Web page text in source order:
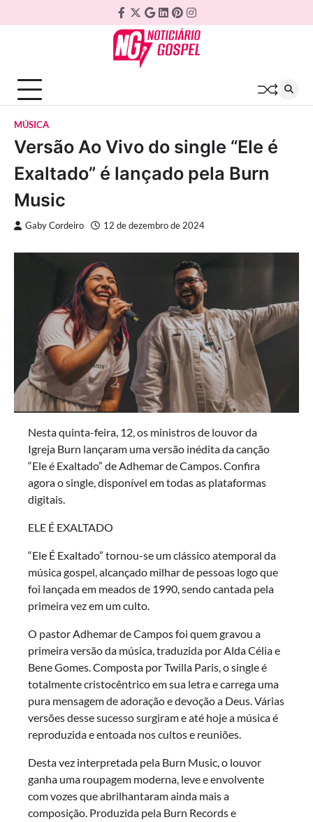
to
Facebook
Twitter
Google
Plus
Linkedin
Pinterest
Instagram
MÚSICA
Versão Ao Vivo do single “Ele é
Exaltado” é lançado pela Burn
Music
Gaby Cordeiro 12 de dezembro de 2024
Nesta quinta-feira, 12, os ministros de louvor da
Igreja Burn lançaram uma versão inédita da canção
“Ele é Exaltado” de Adhemar de Campos. Confira
agora o single, disponível em todas as plataformas
digitais.
ELE É EXALTADO
“Ele É Exaltado” tornou-se um clássico atemporal da
música gospel, alcançado milhar de pessoas logo que
foi lançada em meados de 1990, sendo cantada pela
primeira vez em um culto.
O pastor Adhemar de Campos foi quem gravou a
primeira versão da música, traduzida por Alda Célia e
Bene Gomes. Composta por Twilla Paris, o single é
totalmente cristocêntrico em sua letra e carrega uma
pura mensagem de adoração e devoção a Deus. Várias
versões desse sucesso surgiram e até hoje a música é
reproduzida e entoada nos cultos e reuniões.
Desta vez interpretada pela Burn Music, o louvor
ganha uma roupagem moderna, leve e envolvente
com vozes que abrilhantaram ainda mais a
composição. Produzida pela Burn Records e